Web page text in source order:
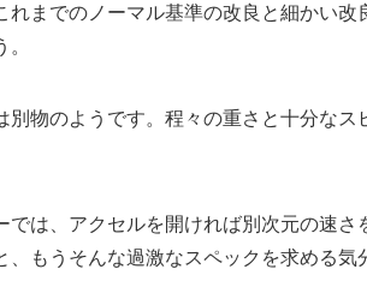
までのノーマル基準の改良と細かい改
物のようです。程々の重さと十分なス
は、アクセルを開ければ別次元の速さ
もうそんな過激なスペックを求める気